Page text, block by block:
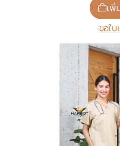
เพิ่
ขอใบ